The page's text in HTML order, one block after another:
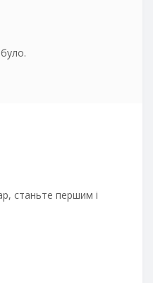
станьте першим і